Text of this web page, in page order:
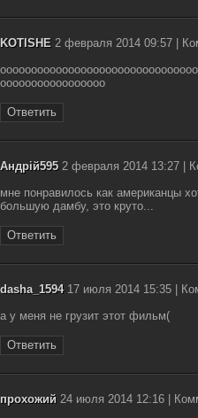
KOTISHE 2 февраля 2014 09:57 |
ооооооооооооооооо
Ответить
Андрій5952 февраля 2014 13:27 |
мне понравилось как американцы
большую дамбу, это круто...
Ответить
dasha_159417 июля 2014 15:35 |
а у меня не грузит этот фильм(
Ответить
прохожий 24 июля 2014 12:16 |